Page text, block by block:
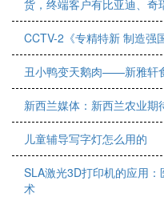
货，终端客户有比亚迪、奇
CCTV-2《专精特新 制造强
丑小鸭变天鹅肉——新雅轩
新西兰媒体：新西兰农业期
儿童辅导写字灯怎么用的
SLA激光3D打印机的应用
术